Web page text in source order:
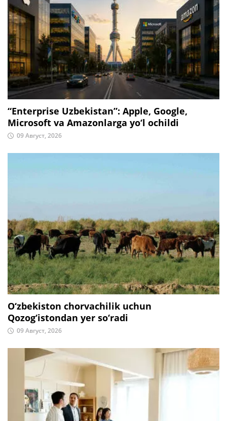
“Enterprise Uzbekistan”: Apple, Google,
Microsoft va Amazonlarga yo‘l ochildi
09 Август, 2026
O‘zbekiston chorvachilik uchun
Qozog‘istondan yer so‘radi
09 Август, 2026